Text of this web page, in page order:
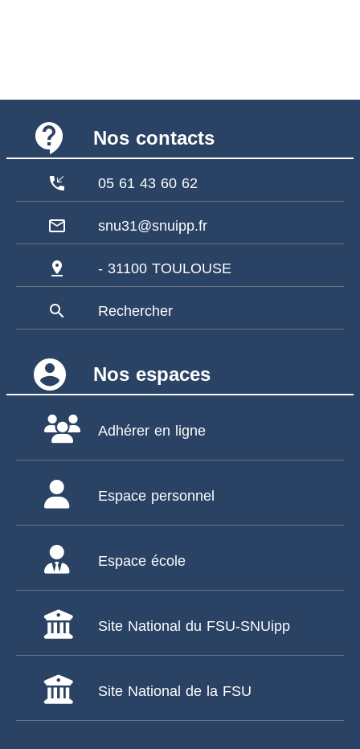
contact_support Nos contacts
phone_callback 05 61 43 60 62
mail_outline snu31@snuipp.fr
pin_drop - 31100 TOULOUSE
search Rechercher
account_circle Nos espaces
Adhérer en ligne
Espace personnel
Espace école
Site National du FSU-SNUipp
Site National de la FSU